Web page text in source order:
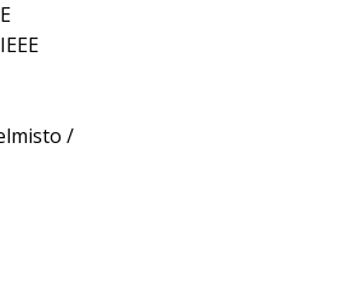
/